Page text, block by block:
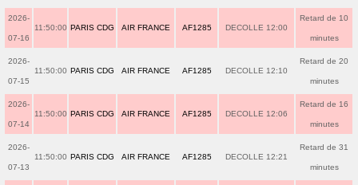
2026-
07-16
11:50:00 PARIS CDG AIR FRANCE AF1285 DECOLLE 12:00
Retard de 10
minutes
2026-
07-15
11:50:00 PARIS CDG AIR FRANCE AF1285 DECOLLE 12:10
Retard de 20
minutes
2026-
07-14
11:50:00 PARIS CDG AIR FRANCE AF1285 DECOLLE 12:06
Retard de 16
minutes
2026-
07-13
11:50:00 PARIS CDG AIR FRANCE AF1285 DECOLLE 12:21
Retard de 31
minutes